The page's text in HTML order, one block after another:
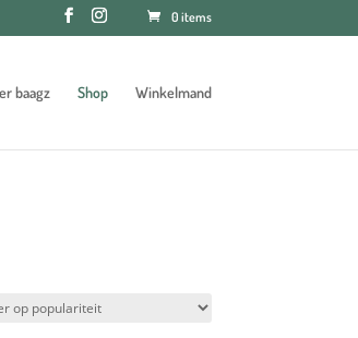
0 items
baagz Shop Winkelmand